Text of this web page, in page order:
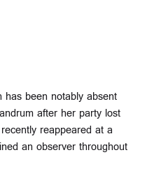
has been notably absent
after her party lost
reappeared at a
an observer throughout